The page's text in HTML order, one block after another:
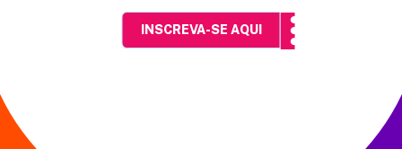
INSCREVA-SE AQUI